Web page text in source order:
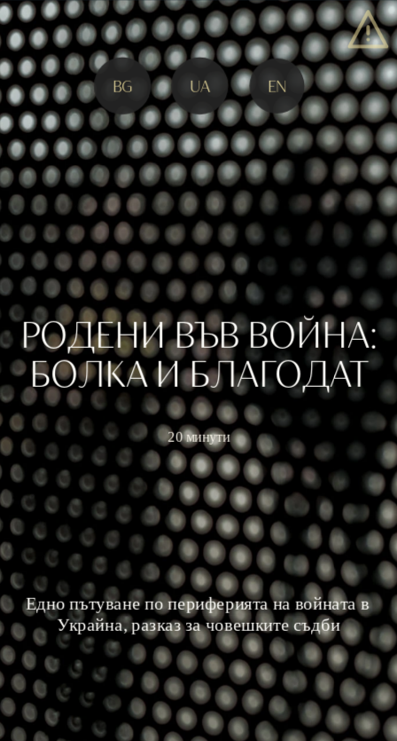
BG UA EN
РОДЕНИ ВЪВ ВОЙНА:
БОЛКА И БЛАГОДАТ
20 минути
Едно пътуване по периферията на войната в
Украйна, разказ за човешките съдби